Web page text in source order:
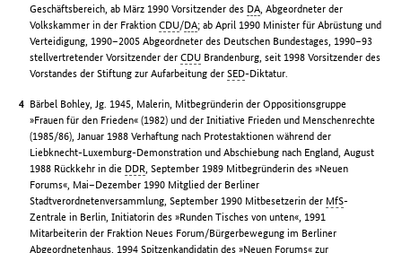
Geschäftsbereich, ab März 1990 Vorsitzender des DA , Abgeordneter der
Volkskammer in der FraktionCDU/DA; ab April 1990 Minister für Abrüstung und
Verteidigung, 1990–2005 Abgeordneter des Deutschen Bundestages, 1990–93
stellvertretender Vorsitzender derCDU Brandenburg, seit 1998 Vorsitzender des
Vorstandes der Stiftung zur Aufarbeitung derSED-Diktatur.
Bärbel Bohley, Jg. 1945, Malerin, Mitbegründerin der Oppositionsgruppe
»Frauen für den Frieden« (1982) und der Initiative Frieden und Menschenrechte
(1985/86), Januar 1988 Verhaftung nach Protestaktionen während der
Liebknecht-Luxemburg-Demonstration und Abschiebung nach England, August
1988 Rückkehr in die DDR , September 1989 Mitbegründerin des »Neuen
Forums«, Mai–Dezember 1990 Mitglied der Berliner
Stadtverordnetenversammlung, September 1990 Mitbesetzerin der MfS-
Zentrale in Berlin, Initiatorin des »Runden Tisches von unten«, 1991
Mitarbeiterin der Fraktion Neues Forum/Bürgerbewegung im Berliner
Abgeordnetenhaus, 1994 Spitzenkandidatin des »Neuen Forums« zur